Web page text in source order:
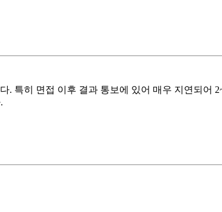
. 특히 면접 이후 결과 통보에 있어 매우 지연되